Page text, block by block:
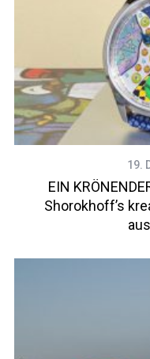
19.
EIN
Shorokhoff’s